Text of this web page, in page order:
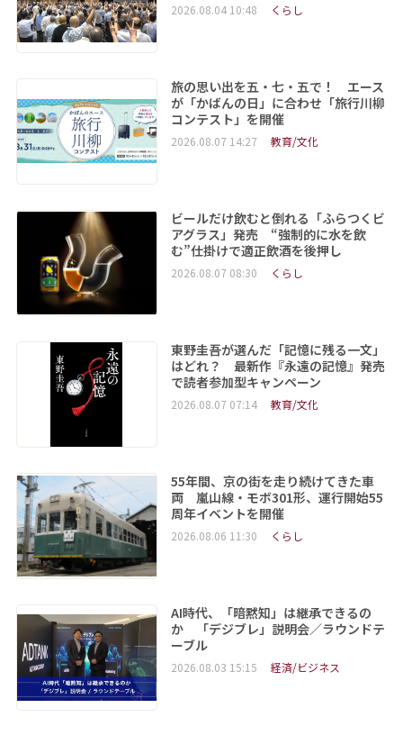
2026.08.04 10:48 くらし
旅の思い出を五・七・五で！ エース
が「かばんの日」に合わせ「旅行川柳
コンテスト」を開催
2026.08.07 14:27 教育/文化
ビールだけ飲むと倒れる「ふらつくビ
アグラス」発売 “強制的に水を飲
む”仕掛けで適正飲酒を後押し
2026.08.07 08:30 くらし
東野圭吾が選んだ「記憶に残る一文」
はどれ？ 最新作『永遠の記憶』発売
で読者参加型キャンペーン
2026.08.07 07:14 教育/文化
55年間、京の街を走り続けてきた車
両 嵐山線・モボ301形、運行開始55
周年イベントを開催
2026.08.06 11:30 くらし
AI時代、「暗黙知」は継承できるの
か 「デジブレ」説明会／ラウンドテ
ーブル
2026.08.03 15:15 経済/ビジネス